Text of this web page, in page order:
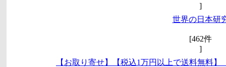
]
世界の日本研
[462件
]
【お取り寄せ】【税込1万円以上で送料無料